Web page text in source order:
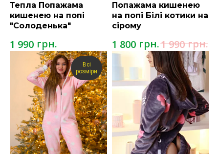
Тепла Попажама
кишенею на попі
"Солоденька"
1 990 грн.
Попажама кишенею
на попі Білі котики на
сірому
1 800 грн.1 990 грн.
Всі
розміри